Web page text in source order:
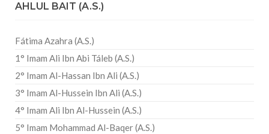
AHLUL BAIT (A.S.)
Fátima Azahra (A.S.)
1° Imam Ali Ibn Abi Táleb (A.S.)
2° Imam Al-Hassan Ibn Ali (A.S.)
3° Imam Al-Hussein Ibn Ali (A.S.)
4° Imam Ali Ibn Al-Hussein (A.S.)
5° Imam Mohammad Al-Baqer (A.S.)